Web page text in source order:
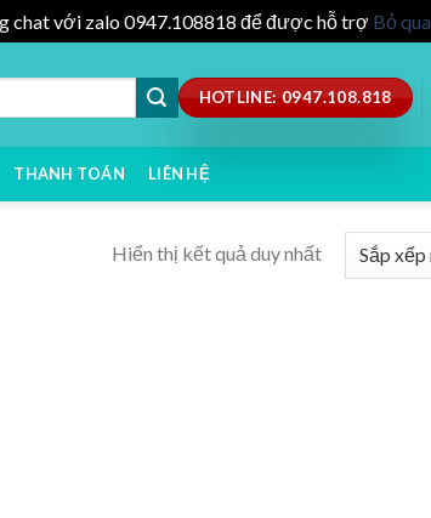
chat với zalo 0947.108818 để được hỗ trợ Bỏ qua
HOTLINE: 0947.108.818
THANH TOÁN LIÊN HỆ
Hiển thị kết quả duy nhất